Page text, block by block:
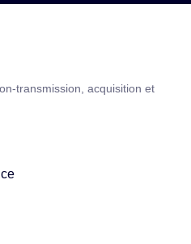
transmission, acquisition et